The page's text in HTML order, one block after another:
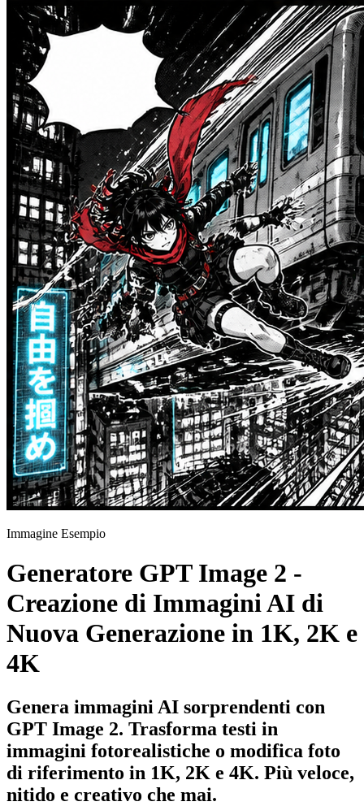
Immagine Esempio
Generatore GPT Image 2 -
Creazione di Immagini AI di
Nuova Generazione in 1K, 2K e
4K
Genera immagini AI sorprendenti con
GPT Image 2. Trasforma testi in
immagini fotorealistiche o modifica foto
di riferimento in 1K, 2K e 4K. Più veloce,
nitido e creativo che mai.